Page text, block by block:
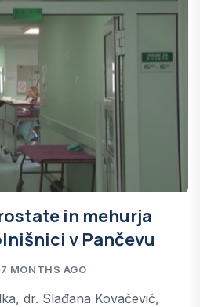
in mehurja
v Pančevu
7 MONTHS AGO
dr. Slađana Kovačević,